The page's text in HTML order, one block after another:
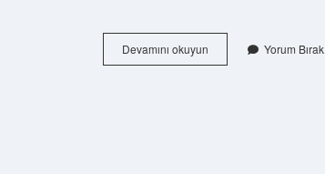
Devamını okuyun
Yıldızın
Yorum Bırak